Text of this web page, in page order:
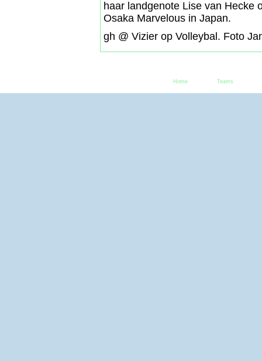
haar landgenote Lise van Hecke
Osaka Marvelous in Japan.
gh @ Vizier op Volleybal. Foto
Home Teams